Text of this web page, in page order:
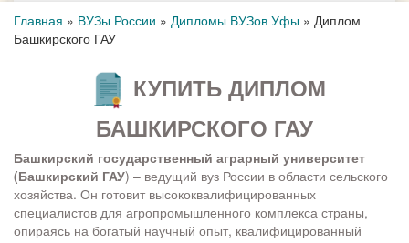
Главная » ВУЗы России » Дипломы ВУЗов Уфы » Диплом
Башкирского ГАУ
КУПИТЬ ДИПЛОМ
БАШКИРСКОГО ГАУ
Башкирский государственный аграрный университет
(Башкирский ГАУ) – ведущий вуз России в области сельского
хозяйства. Он готовит высококвалифицированных
специалистов для агропромышленного комплекса страны,
опираясь на богатый научный опыт, квалифицированный